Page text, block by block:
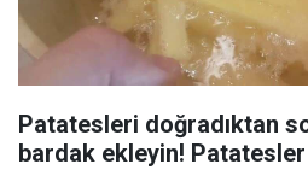
Patatesleri doğradıktan
bardak ekleyin! Patatesler